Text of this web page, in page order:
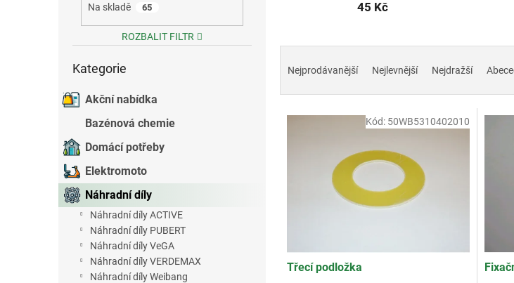
Na skladě 65
ROZBALIT FILTR
kategorie
Kategorie
Akční nabídka
Bazénová chemie
Domácí potřeby
Elektromoto
Náhradní díly
Náhradní díly ACTIVE
Náhradní díly PUBERT
Náhradní díly VeGA
Náhradní díly VERDEMAX
Náhradní díly Weibang
45 Kč
e
n
ů
Nejprodávanější Nejlevnější Nejdražší
V
Třecí podložka
Kód: 50WB5310402010